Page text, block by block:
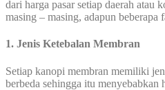
dari harga pasar setiap daerah atau
masing – masing, adapun beberapa
1. Jenis Ketebalan Membran
Setiap kanopi membran memiliki
berbeda sehingga itu menyebabkan